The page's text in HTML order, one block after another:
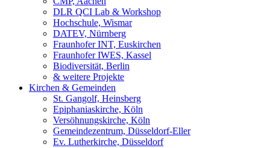
DLR QCI Lab & Workshop
Hochschule, Wismar
DATEV, Nürnberg
Fraunhofer INT, Euskirchen
Fraunhofer IWES, Kassel
Biodiversität, Berlin
& weitere Projekte
Kirchen & Gemeinden
St. Gangolf, Heinsberg
Epiphaniaskirche, Köln
Versöhnungskirche, Köln
Gemeindezentrum, Düsseldorf-Eller
Ev. Lutherkirche, Düsseldorf